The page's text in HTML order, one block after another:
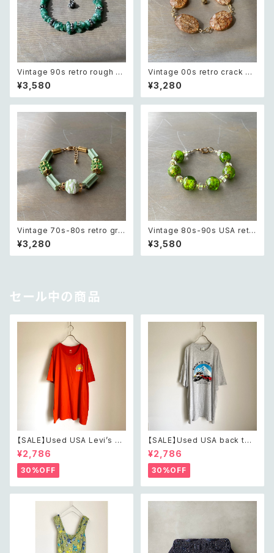
Vintage 90s retro rough cu
t green aventurine bracele
t レトロ ヴィンテージ アクセサ
リー 天然石 ラフカット グリーン
¥3,580
Vintage 00s retro crack be
ads bracelet レトロ ヴィンテ
ージ アクセサリー クラック ビー
ズ ブレスレット
¥3,280
Vintage 70s-80s retro gre
en bijou classical beads b
racelet レトロ ヴィンテージ ア
クセサリー グリーン ビジュー ク
¥3,280
Vintage 80s-90s USA retr
o green glass beads brac
elet レトロ アメリカ ヴィンテー
ジ アクセサリー グリーン 緑 ガ
¥3,580
セール中の商品
【SALE】Used USA Levi’s su
nrise design orange t shirt
レトロ アメリカ ユーズド 古着
リーバイス サンライズ デザイン
オレンジ Tシャツ XXL
¥2,786
30%OFF
【SALE】Used USA back to t
he 80s car design t shirt レ
トロ アメリカ ユーズド 古着 カ
ーデザイン ライトグレー Tシャ
ツ XXL
¥2,786
30%OFF